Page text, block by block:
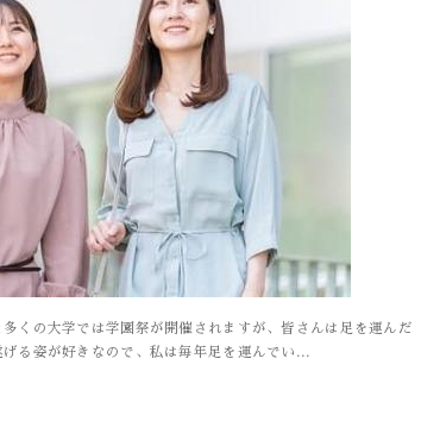
くの大学では学園祭が開催されますが、皆さんは足を運んだ
る姿が好きなので、私は毎年足を運んでい...